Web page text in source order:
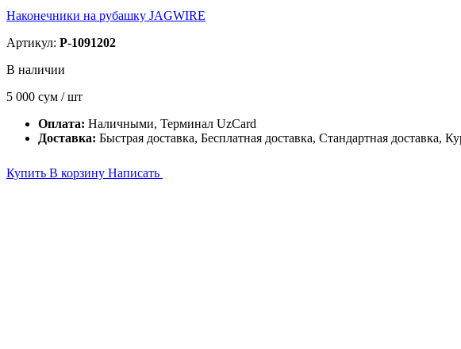
Наконечники на рубашку JAGWIRE
Артикул: P-1091202
В наличии
5 000 сум / шт
Оплата: Наличными, Терминал UzCard
Доставка: Быстрая доставка, Бесплатная доставка, Стандартная доставка,
Купить В корзину Написать